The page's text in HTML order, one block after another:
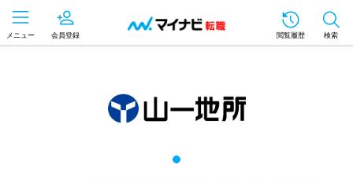
メニュー 会員登録 閲覧履歴 検索